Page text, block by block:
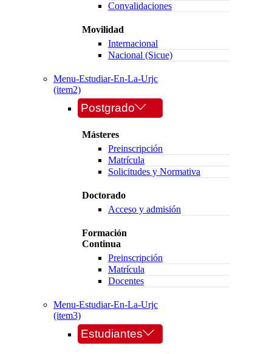
Convalidaciones
Movilidad
Internacional
Nacional (Sicue)
Menu-Estudiar-En-La-Urjc
(item2)
Postgrado
Másteres
Preinscripción
Matrícula
Solicitudes y Normativa
Doctorado
Acceso y admisión
Formación
Continua
Preinscripción
Matrícula
Docentes
Menu-Estudiar-En-La-Urjc
(item3)
Estudiantes